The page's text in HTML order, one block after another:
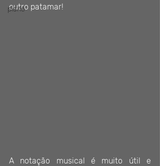
piano
outro patamar!
A notação musical é muito útil e